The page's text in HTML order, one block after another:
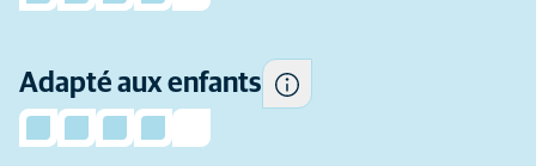
Adapté aux enfants
À quel point cette race a
tendance à être active.